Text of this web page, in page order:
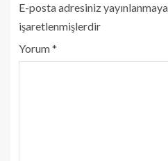
E-posta adresiniz
işaretlenmişlerdir
Yorum*